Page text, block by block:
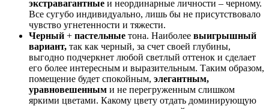
экстравагантные и неординарные личности – черному.
Все сугубо индивидуально, лишь бы не присутствовало
чувство угнетенности и тяжести.
Черный + пастельные тона. Наиболее выигрышный
вариант, так как черный, за счет своей глубины,
выгодно подчеркнет любой светлый оттенок и сделает
его более интересным и выразительным. Таким образом,
помещение будет спокойным, элегантным,
уравновешенным и не перегруженным слишком
яркими цветами. Какому цвету отдать доминирующую